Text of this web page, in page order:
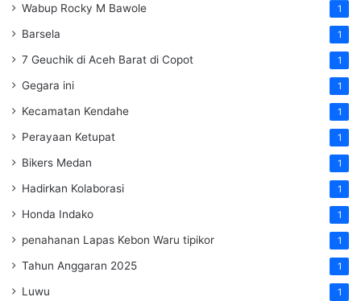
Wabup Rocky M Bawole 1
Barsela 1
7 Geuchik di Aceh Barat di Copot 1
Gegara ini 1
Kecamatan Kendahe 1
Perayaan Ketupat 1
Bikers Medan 1
Hadirkan Kolaborasi 1
Honda Indako 1
penahanan Lapas Kebon Waru tipikor 1
Tahun Anggaran 2025 1
Luwu 1